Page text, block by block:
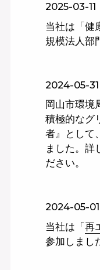
2025-03-11
当社は「健
規模法人部
2024-05-31
岡山市環境
積極的なグ
者』として
ました。
ださい。
2024-05-01
当社は「 再
参加しまし